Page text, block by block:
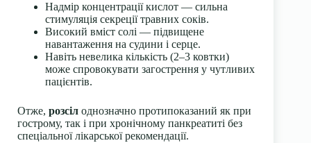
Надмір концентрації кислот — сильна
стимуляція секреції травних соків.
Високий вміст солі — підвищене
навантаження на судини і серце.
Навіть невелика кількість (2–3 ковтки)
може спровокувати загострення у чутливих
пацієнтів.
Отже, розсіл однозначно протипоказаний як при
гострому, так і при хронічному панкреатиті без
спеціальної лікарської рекомендації.